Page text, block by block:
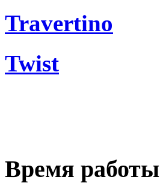
Travertino
Twist
Время работы